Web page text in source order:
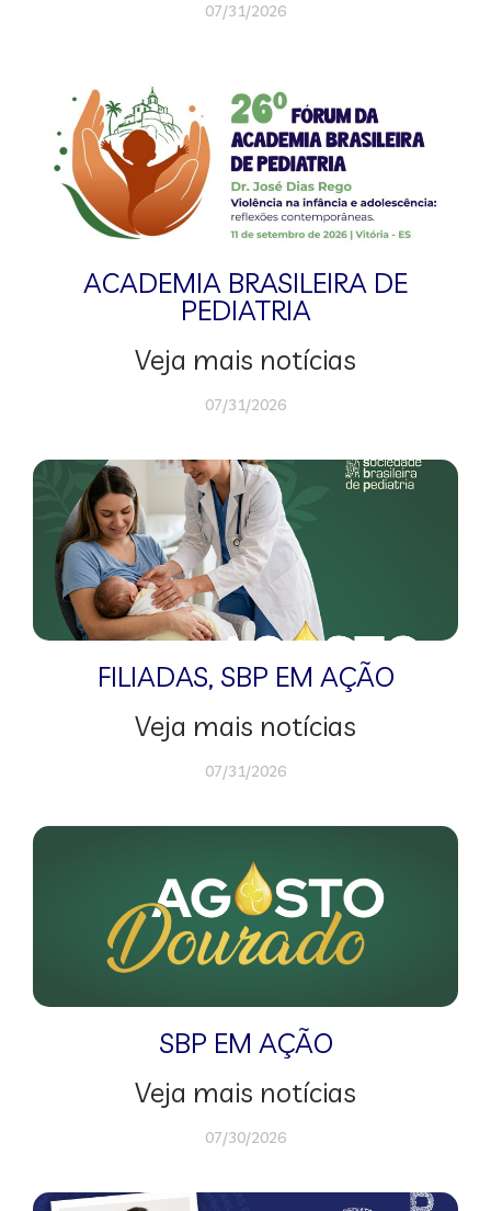
07/31/2026
ACADEMIA BRASILEIRA DE
PEDIATRIA
Veja mais notícias
07/31/2026
FILIADAS, SBP EM AÇÃO
Veja mais notícias
07/31/2026
SBP EM AÇÃO
Veja mais notícias
07/30/2026